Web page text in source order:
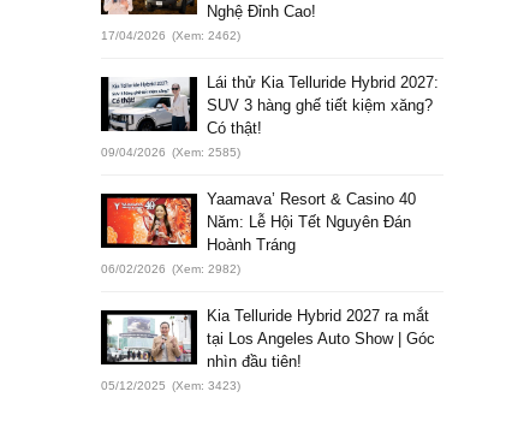
Nghệ Đỉnh Cao!
17/04/2026 (Xem: 2462)
Lái thử Kia Telluride Hybrid 2027:
SUV 3 hàng ghế tiết kiệm xăng?
Có thật!
09/04/2026 (Xem: 2585)
Yaamava’ Resort & Casino 40
Năm: Lễ Hội Tết Nguyên Đán
Hoành Tráng
06/02/2026 (Xem: 2982)
Kia Telluride Hybrid 2027 ra mắt
tại Los Angeles Auto Show | Góc
nhìn đầu tiên!
05/12/2025 (Xem: 3423)